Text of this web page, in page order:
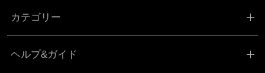
カテゴリー
ヘルプ&ガイド